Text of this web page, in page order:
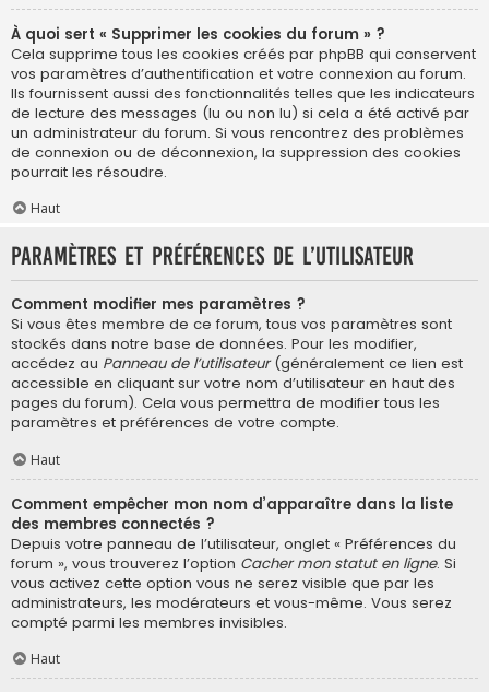
À quoi sert « Supprimer les cookies du forum » ?
Cela supprime tous les cookies créés par phpBB qui conservent
vos paramètres d’authentification et votre connexion au forum.
Ils fournissent aussi des fonctionnalités telles que les indicateurs
de lecture des messages (lu ou non lu) si cela a été activé par
un administrateur du forum. Si vous rencontrez des problèmes
de connexion ou de déconnexion, la suppression des cookies
pourrait les résoudre.
Haut
Paramètres et préférences de l’utilisateur
Comment modifier mes paramètres ?
Si vous êtes membre de ce forum, tous vos paramètres sont
stockés dans notre base de données. Pour les modifier,
accédez au Panneau de l’utilisateur(généralement ce lien est
accessible en cliquant sur votre nom d’utilisateur en haut des
pages du forum). Cela vous permettra de modifier tous les
paramètres et préférences de votre compte.
Haut
Comment empêcher mon nom d’apparaître dans la liste
des membres connectés ?
Depuis votre panneau de l’utilisateur, onglet « Préférences du
forum », vous trouverez l’option Cacher mon statut en ligne. Si
vous activez cette option vous ne serez visible que par les
administrateurs, les modérateurs et vous-même. Vous serez
compté parmi les membres invisibles.
Haut